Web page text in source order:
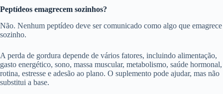
Peptídeos emagrecem sozinhos?
Não. Nenhum peptídeo deve ser comunicado como algo que emagrece
sozinho.
A perda de gordura depende de vários fatores, incluindo alimentação,
gasto energético, sono, massa muscular, metabolismo, saúde hormonal,
rotina, estresse e adesão ao plano. O suplemento pode ajudar, mas não
substitui a base.